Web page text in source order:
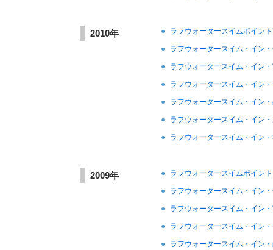
2010年 ● ラフウォータースイムポイン
● ラフウォータースイム・イン
● ラフウォータースイム・イン
● ラフウォータースイム・イン
● ラフウォータースイム・イン
● ラフウォータースイム・イン
● ラフウォータースイム・イン
2009年 ● ラフウォータースイムポイン
● ラフウォータースイム・イン
● ラフウォータースイム・イン
● ラフウォータースイム・イン
● ラフウォータースイム・イン